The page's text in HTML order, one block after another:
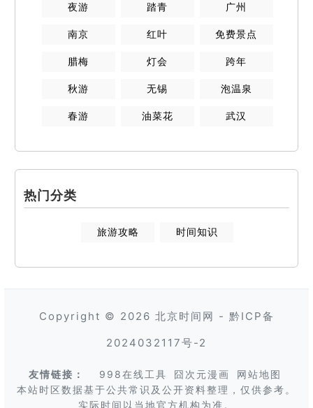
夜游 踏青 广州
南京 红叶 免费景点
腊梅 灯会 跨年
秋游 无锡 泡温泉
春游 油菜花 武汉
热门分类
旅游攻略 时间知识
Copyright © 2026 北京时间网 - 黔ICP备
2024032117号-2
友情链接： 998在线工具 囧次元漫画
网站地图
本站时区数据基于公共常识及公开资料整理，仅供参考。
实际时间以当地官方机构为准。